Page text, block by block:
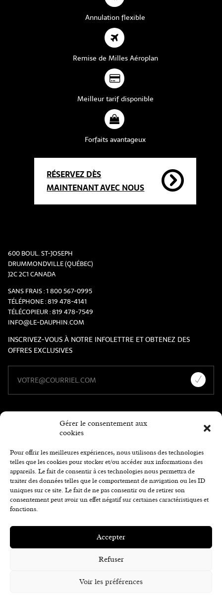
Gérer le consentement aux
cookies
Pour offrir les meilleures expériences, nous utilisons des technologies
telles que les cookies pour stocker et/ou accéder aux informations des
appareils. Le fait de consentir à ces technologies nous permettra de
traiter des données telles que le comportement de navigation ou les ID
uniques sur ce site. Le fait de ne pas consentir ou de retirer son
consentement peut avoir un effet négatif sur certaines caractéristiques et
fonctions.
Accepter
Refuser
Voir les préférences
Annulation flexible
Remise de Milles Aéroplan
Meilleur tarif disponible
Forfaits avantageux
RÉSERVEZ DÈS
MAINTENANT AVEC NOUS
600 BOUL. ST-JOSEPH
DRUMMONDVILLE (QUÉBEC)
J2C 2C1 CANADA
SANS FRAIS :1 800 567-0995
TÉLÉPHONE :819 478-4141
TÉLÉCOPIEUR :819 478-7549
INFO@LE-DAUPHIN.COM
INSCRIVEZ-VOUS À NOTRE INFOLETTRE ET OBTENEZ DES
OFFRES EXCLUSIVES
© 2026, HÔTEL ET SUITES LE DAUPHIN DRUMMONDVILLE. TOUS DROITS
RÉSERVÉS.